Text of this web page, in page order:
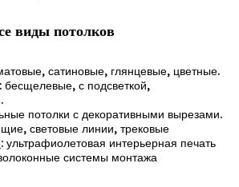
виды потолков
сатиновые, глянцевые, цветные.
: бесщелевые, с подсветкой,
потолки с декоративными вырезами.
световые линии, трековые
: ультрафиолетовая интерьерная печать
системы монтажа